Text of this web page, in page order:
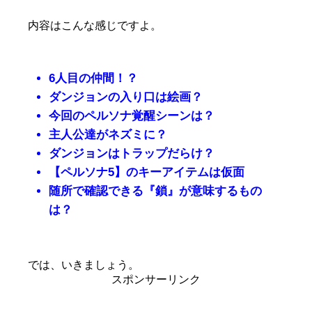
内容はこんな感じですよ。
6人目の仲間！？
ダンジョンの入り口は絵画？
今回のペルソナ覚醒シーンは？
主人公達がネズミに？
ダンジョンはトラップだらけ？
【ペルソナ5】のキーアイテムは仮面
随所で確認できる『鎖』が意味するもの
は？
では、いきましょう。
スポンサーリンク